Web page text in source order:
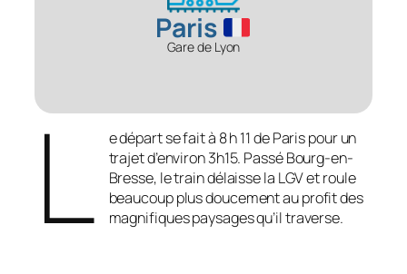
Paris
Gare de Lyon
L
e départ se fait à 8 h 11 de Paris pour un
trajet d’environ 3h15. Passé Bourg-en-
Bresse, le train délaisse la LGV et roule
beaucoup plus doucement au profit des
magnifiques paysages qu’il traverse.